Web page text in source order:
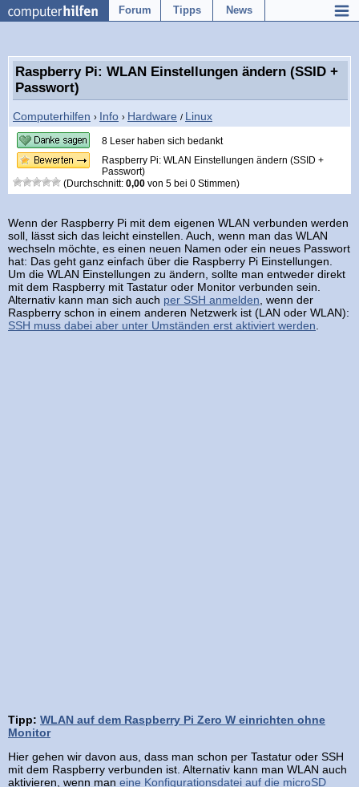
Forum Tipps News
Raspberry Pi: WLAN Einstellungen ändern (SSID +
Passwort)
Computerhilfen › Info › Hardware / Linux
8 Leser haben sich bedankt
Raspberry Pi: WLAN Einstellungen ändern (SSID +
Passwort)
(Durchschnitt: 0,00 von 5 bei 0 Stimmen)
Wenn der Raspberry Pi mit dem eigenen WLAN verbunden werden
soll, lässt sich das leicht einstellen. Auch, wenn man das WLAN
wechseln möchte, es einen neuen Namen oder ein neues Passwort
hat: Das geht ganz einfach über die Raspberry Pi Einstellungen.
Um die WLAN Einstellungen zu ändern, sollte man entweder direkt
mit dem Raspberry mit Tastatur oder Monitor verbunden sein.
Alternativ kann man sich auch per SSH anmelden , wenn der
Raspberry schon in einem anderen Netzwerk ist (LAN oder WLAN):
SSH muss dabei aber unter Umständen erst aktiviert werden
Tipp: WLAN auf dem Raspberry Pi Zero W einrichten ohne
Monitor
Hier gehen wir davon aus, dass man schon per Tastatur oder SSH
mit dem Raspberry verbunden ist. Alternativ kann man WLAN auch
aktivieren, wenn man eine Konfigurationsdatei auf die microSD